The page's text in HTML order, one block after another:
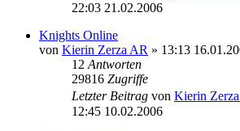
22:03 21.02.2006
Knights Online
von Kierin Zerza AR » 13:13
12 Antworten
29816 Zugriffe
Letzter Beitrag von Kierin
12:45 10.02.2006